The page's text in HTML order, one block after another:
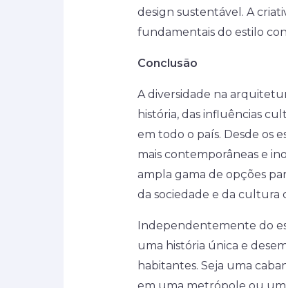
design sustentável. A
fundamentais do estilo
Conclusão
A diversidade na
história, das influências
em todo o país. Desde os
mais contemporâneas e
ampla gama de opções
da sociedade e da cultura
Independentemente do
uma história única e
habitantes. Seja uma